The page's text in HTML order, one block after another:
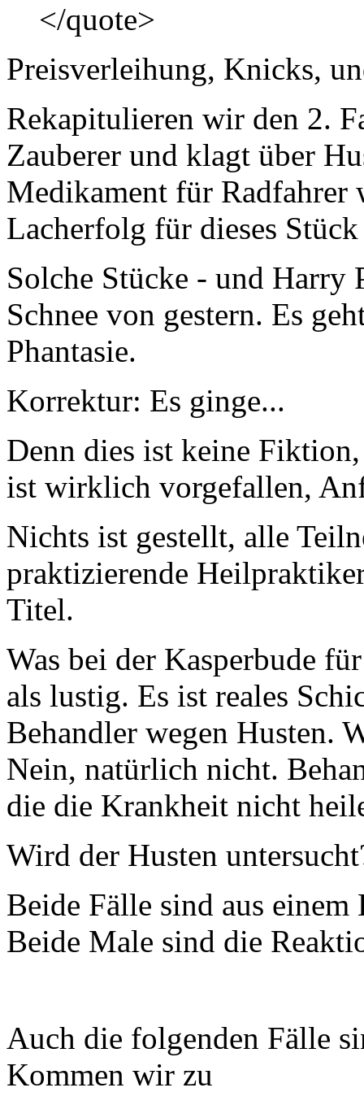
</quote>
Preisverleihung, Knicks,
Rekapitulieren wir den 2.
Zauberer und klagt über
Medikament für Radfahrer
Lacherfolg für dieses
Solche Stücke - und Harry
Schnee von gestern. Es
Phantasie.
Korrektur: Es ginge...
Denn dies ist keine
ist wirklich vorgefallen,
Nichts ist gestellt, alle
praktizierende
Titel.
Was bei der Kasperbude
als lustig. Es ist reales
Behandler wegen Husten.
Nein, natürlich nicht.
die die Krankheit nicht
Wird der Husten
Beide Fälle sind aus
Beide Male sind die
Auch die folgenden Fälle
Kommen wir zu